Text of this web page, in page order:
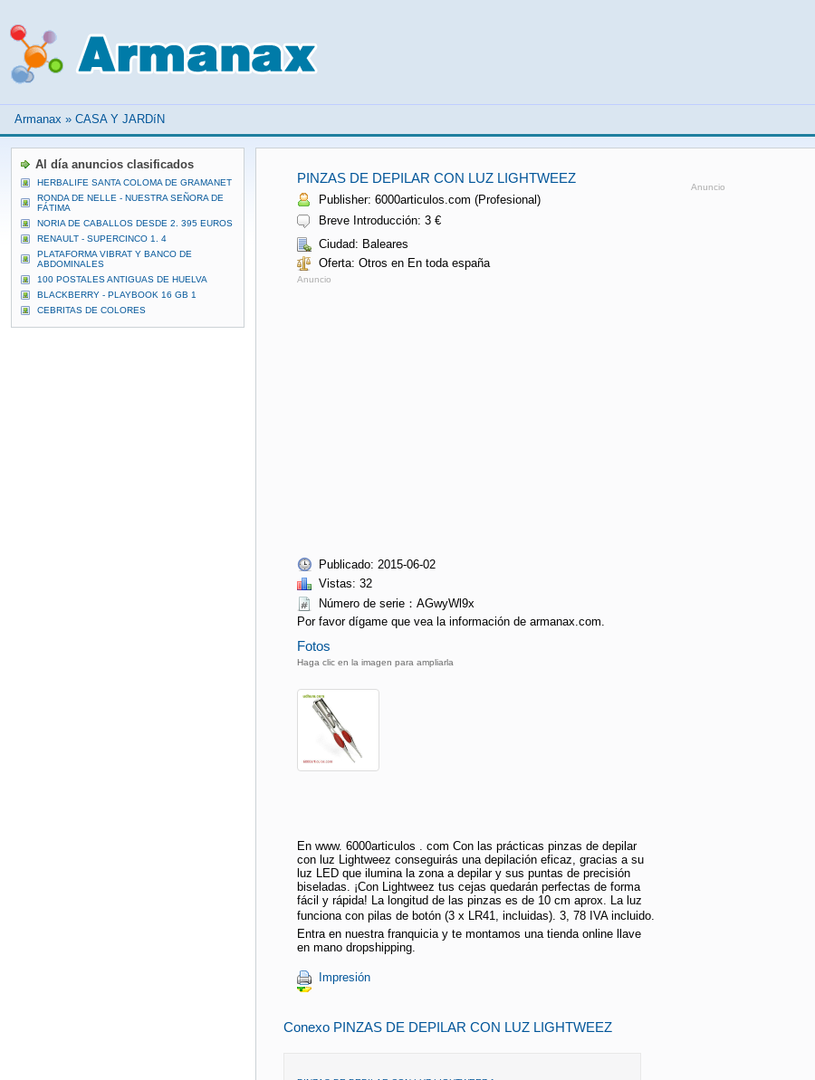
Armanax » CASA Y JARDíN
PINZAS DE DEPILAR CON LUZ LIGHTWEEZ
Publisher: 6000articulos.com (Profesional)
Breve Introducción: 3 €
Ciudad: Baleares
Oferta: Otros en En toda españa
Anuncio
Publicado: 2015-06-02
Vistas: 32
Número de serie：AGwyWl9x
Por favor dígame que vea la información de armanax.com.
Fotos
Haga clic en la imagen para ampliarla
En www. 6000articulos . com Con las prácticas pinzas de depilar
con luz Lightweez conseguirás una depilación eficaz, gracias a su
luz LED que ilumina la zona a depilar y sus puntas de precisión
biseladas. ¡Con Lightweez tus cejas quedarán perfectas de forma
fácil y rápida! La longitud de las pinzas es de 10 cm aprox. La luz
funciona con pilas de botón (3 x LR41, incluidas). 3, 78 IVA incluido.
Entra en nuestra franquicia y te montamos una tienda online llave
en mano dropshipping.
Impresión
Anuncio
Conexo PINZAS DE DEPILAR CON LUZ LIGHTWEEZ
Al día anuncios clasificados
HERBALIFE SANTA COLOMA DE GRAMANET
RONDA DE NELLE - NUESTRA SEÑORA DE
FÁTIMA
NORIA DE CABALLOS DESDE 2. 395 EUROS
RENAULT - SUPERCINCO 1. 4
PLATAFORMA VIBRAT Y BANCO DE
ABDOMINALES
100 POSTALES ANTIGUAS DE HUELVA
BLACKBERRY - PLAYBOOK 16 GB 1
CEBRITAS DE COLORES